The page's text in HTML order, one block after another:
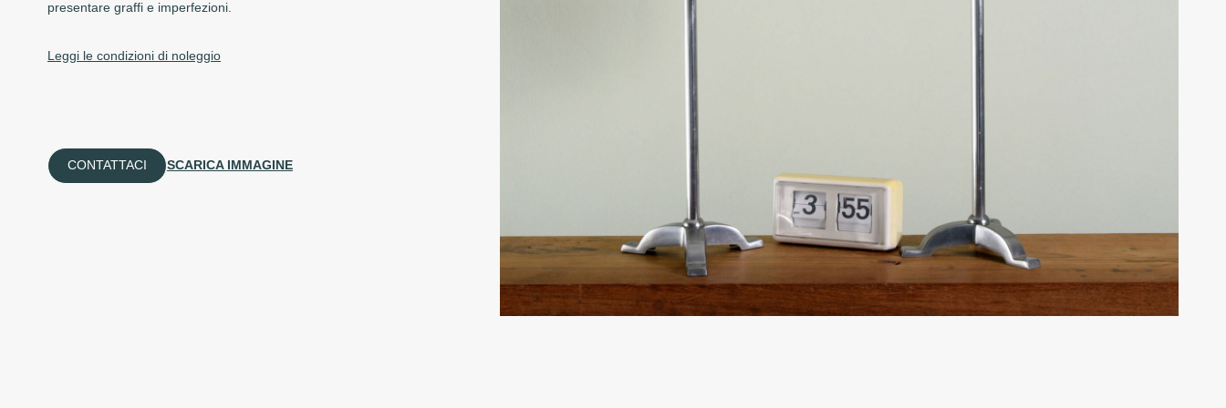
presentare graffi e imperfezioni.
Leggi le condizioni di noleggio
CONTATTACI SCARICA IMMAGINE